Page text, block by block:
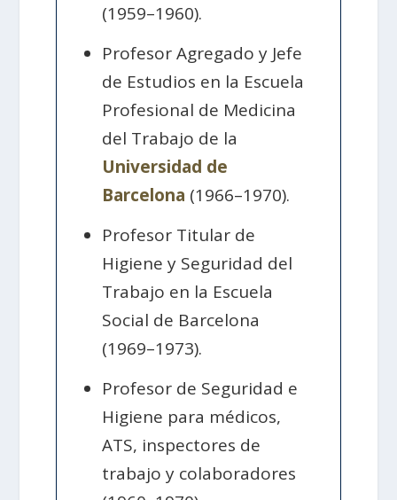
(1959–1960).
Profesor Agregado y Jefe
de Estudios en la Escuela
Profesional de Medicina
del Trabajo de la
Universidad de
Barcelona (1966–1970).
Profesor Titular de
Higiene y Seguridad del
Trabajo en la Escuela
Social de Barcelona
(1969–1973).
Profesor de Seguridad e
Higiene para médicos,
ATS, inspectores de
trabajo y colaboradores